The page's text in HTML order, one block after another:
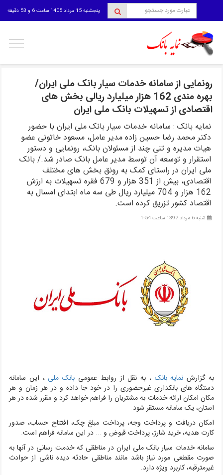
پنجشنبه 15 مرداد 1405 ساعت 6 و 53 دقیقه
منوی
رونمایی از سامانه خدمات سیار بانک ملی ایران/
بهره مندی 162 هزار میلیارد ریالی بخش های
اقتصادی از تسهیلات بانک ملی ایران
نمایه بانک : سامانه خدمات سیار بانک ملی ایران با حضور
دکتر محمد رضا حسین زاده مدیر عامل، مسعود خاتونی عضو
هیات مدیره و تنی چند از مسئولان بانک، رونمایی و دستور
استقرار و توسعه آن توسط مدیر عامل بانک صادر شد./ بانک
ملی ایران در راستای کمک به رونق بخش های مختلف
اقتصادی، بیش از 351 هزار و 679 فقره تسهیلات به ارزش
162 هزار و 704 میلیارد ریال طی سه ماه ابتدای امسال به
اقتصاد کشور تزریق کرده است.
شنبه 6 مرداد 1397 ساعت 1:54
به گزارشنمایه بانک، به نقل از روابط عمومیبانک ملی، این سامانه
دستگاه های بانکداری غیرحضوری را در خود جا داده و در هر زمان و هر
مکان امکان ارائه خدمات به مشتریان را فراهم خواهد کرد و مقرر شده در هر
استان، یک سامانه مستقر شود.
امکان دریافت و پرداخت وجه، پرداخت مبلغ چک، افتتاح حساب، صدور
کارت هدیه، خرید شارژ، پرداخت قبوض و ... در این سامانه فراهم است.
سامانه خدمات سیار بانک ملی ایران در مناطقی که خدمت رسانی در آنها به
صورت مقطعی مورد نیاز باشد مانند مناطقی حادثه دیده ناشی از حوادث
غیرمترقبه، کاربرد ویژه دارد.